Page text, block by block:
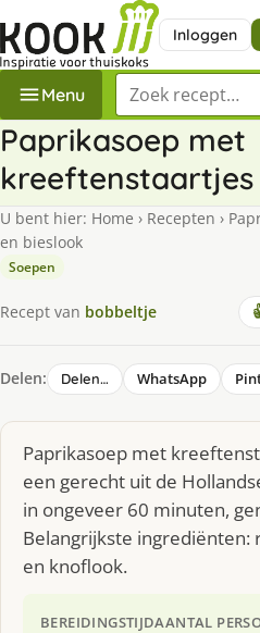
Inloggen
Menu Zoek een recept
Paprikasoep met
kreeftenstaartjes
U bent hier: Home › Recepten ›
en bieslook
Soepen
Recept van bobbeltje
Delen: Delen… WhatsApp
Paprikasoep met
een gerecht uit de
in ongeveer 60 minuten,
Belangrijkste ingrediënten:
en knoflook.
BEREIDINGSTIJDAANTAL